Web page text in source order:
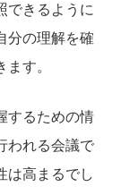
できるように
分の理解を確
す。
するための情
われる会議で
は高まるでし